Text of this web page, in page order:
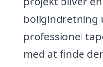
boligindretning
professionel
med at finde